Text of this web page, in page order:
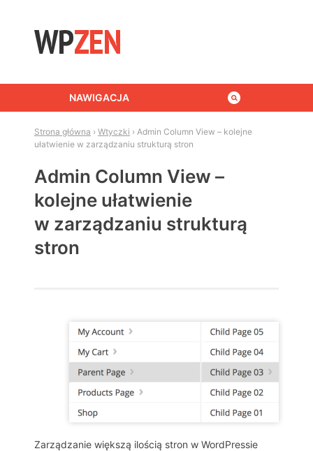
NAWIGACJA
Strona główna › Wtyczki › Admin Column View – kolejne
ułatwienie w zarządzaniu strukturą stron
Admin Column View –
kolejne ułatwienie
w zarządzaniu strukturą
stron
Zarządzanie większą ilością stron w WordPressie